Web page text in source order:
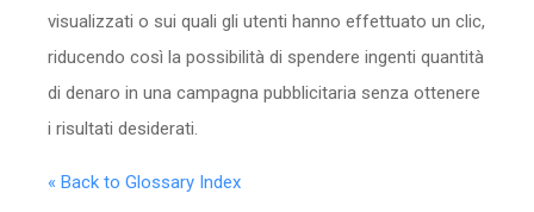
visualizzati o sui quali gli utenti hanno effettuato un clic,
riducendo così la possibilità di spendere ingenti quantità
di denaro in una campagna pubblicitaria senza ottenere
i risultati desiderati.
« Back to Glossary Index